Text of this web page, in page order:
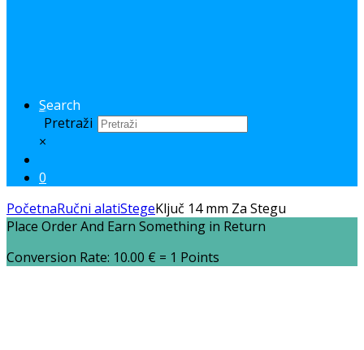
Search
Pretraži
×
0
PočetnaRučni alatiStegeKljuč 14 mm Za Stegu
Place Order And Earn Something in Return
Conversion Rate: 10.00 € = 1 Points